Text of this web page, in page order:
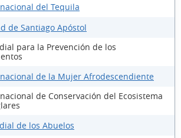
del Tequila
de Santiago Apóstol
para la Prevención de los
de la Mujer Afrodescendiente
de Conservación del Ecosistema
de los Abuelos